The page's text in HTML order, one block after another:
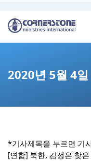
2020년 5월 4
*기사제목을 누르면 기
[연합] 북한, 김정은 찾